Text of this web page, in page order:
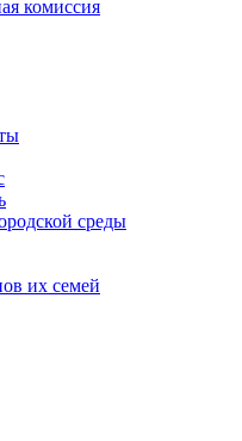
комиссия
среды
их семей